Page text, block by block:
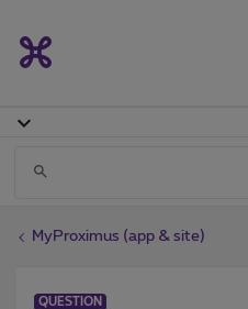
MyProximus (app & site)
QUESTION